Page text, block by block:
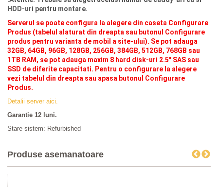
HDD-uri pentru montare.
Serverul se poate configura la alegere din caseta Configurare
Produs (tabelul alaturat din dreapta sau butonul Configurare
produs pentru varianta de mobil a site-ului). Se pot adauga
32GB, 64GB, 96GB, 128GB, 256GB, 384GB, 512GB, 768GB sau
1TB RAM, se pot adauga maxim 8 hard disk-uri 2.5" SAS sau
SSD de diferite capacitati. Pentru o configurare la alegere
vezi tabelul din dreapta sau apasa butonul Configurare
Produs.
Detalii server aici.
Garantie 12 luni.
Stare sistem: Refurbished
Produse asemanatoare